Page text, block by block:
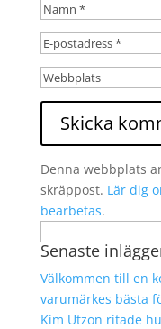
Denna webbplats
skräppost. Lär dig
bearbetas.
efter:
Senaste
Välkommen till en
varumärkes bästa
Kim Utzon ritade